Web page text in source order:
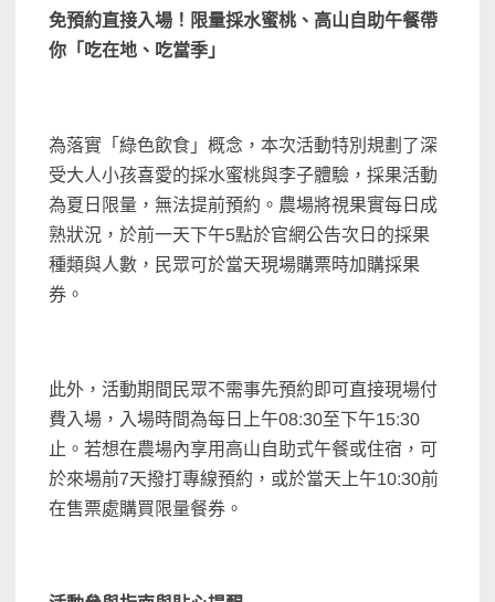
免預約直接入場！限量採水蜜桃、高山自助午餐帶
你「吃在地、吃當季」
為落實「綠色飲食」概念，本次活動特別規劃了深
受大人小孩喜愛的採水蜜桃與李子體驗，採果活動
為夏日限量，無法提前預約。農場將視果實每日成
熟狀況，於前一天下午5點於官網公告次日的採果
種類與人數，民眾可於當天現場購票時加購採果
券。
此外，活動期間民眾不需事先預約即可直接現場付
費入場，入場時間為每日上午08:30至下午15:30
止。若想在農場內享用高山自助式午餐或住宿，可
於來場前7天撥打專線預約，或於當天上午10:30前
在售票處購買限量餐券。